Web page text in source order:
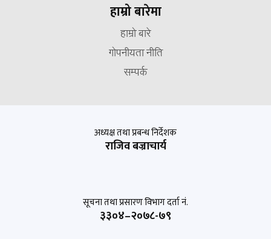
हाम्रो बारेमा
हाम्रो बारे
गोपनीयता नीति
सम्पर्क
अध्यक्ष तथा प्रबन्ध निर्देशक
राजिव बज्राचार्य
सूचना तथा प्रसारण विभाग दर्ता नं.
३३०४–२०७८-७९